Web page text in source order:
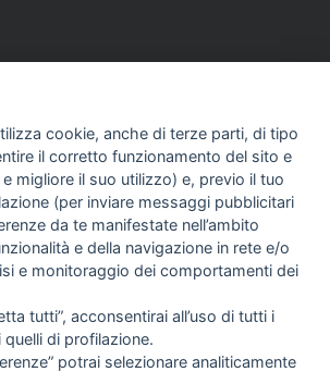
cookie, anche di terze parti, di tipo
il corretto funzionamento del sito e
migliore il suo utilizzo) e, previo il tuo
(per inviare messaggi pubblicitari
da te manifestate nell’ambito
e della navigazione in rete e/o
e monitoraggio dei comportamenti dei
tutti”, acconsentirai all’uso di tutti i
di profilazione.
potrai selezionare analiticamente